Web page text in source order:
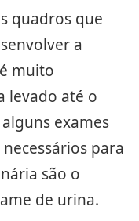
quadros que
a
muito
levado até o
exames
para
são o
de urina.